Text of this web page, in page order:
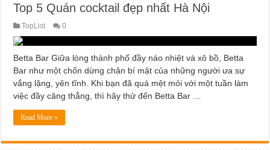
Top 5 Quán cocktail đẹp nhất Hà Nội
TopList 0
Betta Bar Giữa lòng thành phố đầy náo nhiệt và xô bồ, Betta
Bar như một chốn dừng chân bí mật của những người ưa sự
vắng lặng, yên tĩnh. Khi bạn đã quá mệt mỏi với một tuần làm
việc đầy căng thẳng, thì hãy thử đến Betta Bar …
Read More »